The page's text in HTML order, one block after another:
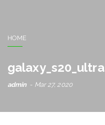
HOME
galaxy_s20_ultra
admin Mar 27, 2020